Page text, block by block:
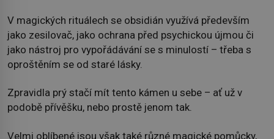
V magických rituálech se obsidián využívá především
jako zesilovač, jako ochrana před psychickou újmou či
jako nástroj pro vypořádávání se s minulostí – třeba s
oproštěním se od staré lásky.
Zpravidla prý stačí mít tento kámen u sebe – ať už v
podobě přívěšku, nebo prostě jenom tak.
Velmi oblíbené jsou však také různé magické pomůcky,